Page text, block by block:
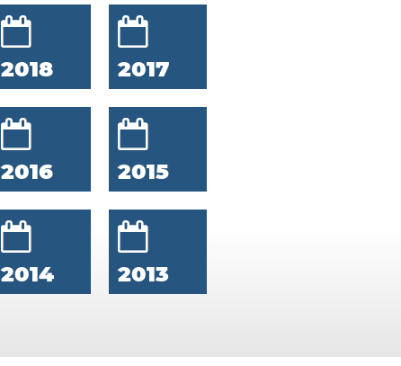
2018 2017
2016 2015
2014 2013